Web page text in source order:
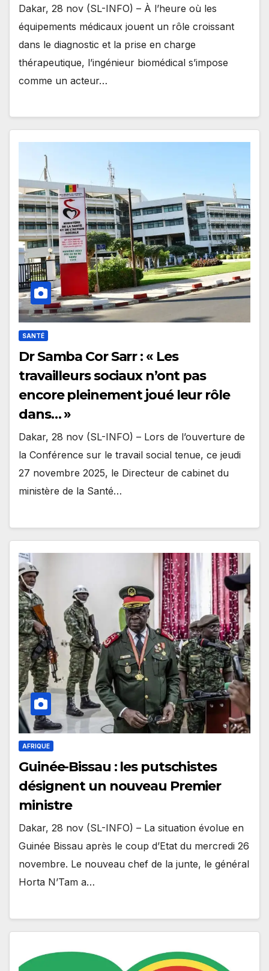
Dakar, 28 nov (SL-INFO) – À l’heure où les
équipements médicaux jouent un rôle croissant
dans le diagnostic et la prise en charge
thérapeutique, l’ingénieur biomédical s’impose
comme un acteur…
SANTÉ
Dr Samba Cor Sarr : « Les
travailleurs sociaux n’ont pas
encore pleinement joué leur rôle
dans… »
Dakar, 28 nov (SL-INFO) – Lors de l’ouverture de
la Conférence sur le travail social tenue, ce jeudi
27 novembre 2025, le Directeur de cabinet du
ministère de la Santé…
AFRIQUE
Guinée-Bissau : les putschistes
désignent un nouveau Premier
ministre
Dakar, 28 nov (SL-INFO) – La situation évolue en
Guinée Bissau après le coup d’Etat du mercredi 26
novembre. Le nouveau chef de la junte, le général
Horta N’Tam a…